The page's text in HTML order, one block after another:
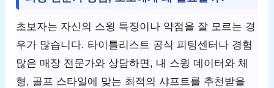
초보자는 자신의 스윙 특징이나 약점을 잘 모르는 경
우가 많습니다. 타이틀리스트 공식 피팅센터나 경험
많은 매장 전문가와 상담하면, 내 스윙 데이터와 체
형, 골프 스타일에 맞는 최적의 샤프트를 추천받을